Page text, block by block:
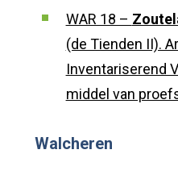
WAR 18 –
(de Tienden II).
Inventariserend
middel van
Walcheren